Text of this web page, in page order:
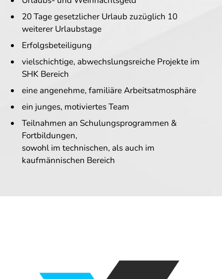
20 Tage gesetzlicher Urlaub zuzüglich 10
weiterer Urlaubstage
Erfolgsbeteiligung
vielschichtige, abwechslungsreiche Projekte im
SHK Bereich
eine angenehme, familiäre Arbeitsatmosphäre
ein junges, motiviertes Team
Teilnahmen an Schulungsprogrammen &
Fortbildungen,­
sowohl im technischen, als auch im
kaufmännischen Bereich